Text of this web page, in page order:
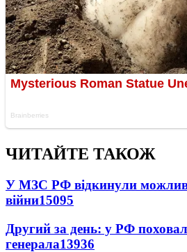
ЧИТАЙТЕ ТАКОЖ
У МЗС РФ відкинули
війни15095
Другий за день: у РФ
генерала13936